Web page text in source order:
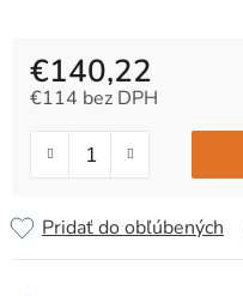
€140,22
€114 bez DPH
Pridať do obľúbených